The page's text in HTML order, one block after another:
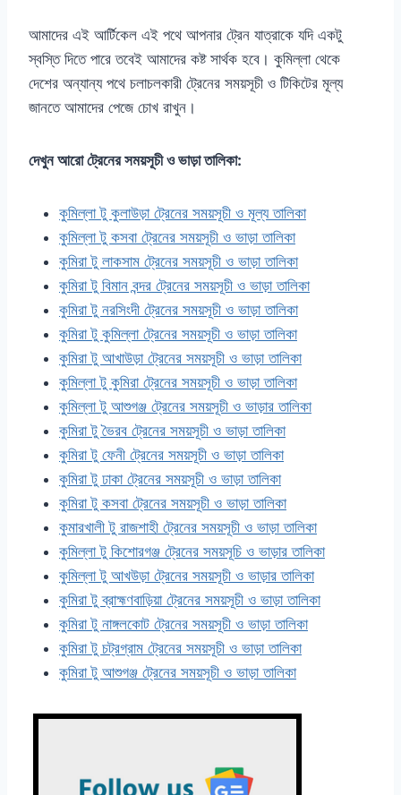
আমাদের এই আর্টিকেল এই পথে আপনার ট্রেন যাত্রাকে যদি একটু
স্বস্তি দিতে পারে তবেই আমাদের কষ্ট সার্থক হবে। কুমিল্লা থেকে
দেশের অন্যান্য পথে চলাচলকারী ট্রেনের সময়সূচী ও টিকিটের মূল্য
জানতে আমাদের পেজে চোখ রাখুন।
দেখুন আরো ট্রেনের সময়সূচী ও ভাড়া তালিকা:
কুমিল্লা টু কুলাউড়া ট্রেনের সময়সূচী ও মূল্য তালিকা
কুমিল্লা টু কসবা ট্রেনের সময়সূচী ও ভাড়া তালিকা
কুমিরা টু লাকসাম ট্রেনের সময়সূচী ও ভাড়া তালিকা
কুমিরা টু বিমান বন্দর ট্রেনের সময়সূচী ও ভাড়া তালিকা
কুমিরা টু নরসিংদী ট্রেনের সময়সূচী ও ভাড়া তালিকা
কুমিরা টু কুমিল্লা ট্রেনের সময়সূচী ও ভাড়া তালিকা
কুমিরা টু আখাউড়া ট্রেনের সময়সূচী ও ভাড়া তালিকা
কুমিল্লা টু কুমিরা ট্রেনের সময়সূচী ও ভাড়া তালিকা
কুমিল্লা টু আশুগঞ্জ ট্রেনের সময়সূচী ও ভাড়ার তালিকা
কুমিরা টু ভৈরব ট্রেনের সময়সূচী ও ভাড়া তালিকা
কুমিরা টু ফেনী ট্রেনের সময়সূচী ও ভাড়া তালিকা
কুমিরা টু ঢাকা ট্রেনের সময়সূচী ও ভাড়া তালিকা
কুমিরা টু কসবা ট্রেনের সময়সূচী ও ভাড়া তালিকা
কুমারখালী টু রাজশাহী ট্রেনের সময়সূচী ও ভাড়া তালিকা
কুমিল্লা টু কিশোরগঞ্জ ট্রেনের সময়সূচি ও ভাড়ার তালিকা
কুমিল্লা টু আখউড়া ট্রেনের সময়সূচী ও ভাড়ার তালিকা
কুমিরা টু ব্রাহ্মণবাড়িয়া ট্রেনের সময়সূচী ও ভাড়া তালিকা
কুমিরা টু নাঙ্গলকোট ট্রেনের সময়সূচী ও ভাড়া তালিকা
কুমিরা টু চট্রগ্রাম ট্রেনের সময়সূচী ও ভাড়া তালিকা
কুমিরা টু আশুগঞ্জ ট্রেনের সময়সূচী ও ভাড়া তালিকা